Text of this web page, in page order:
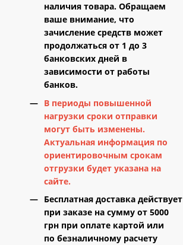
наличия товара. Обращаем
ваше внимание, что
зачисление средств может
продолжаться от 1 до 3
банковских дней в
зависимости от работы
банков.
В периоды повышенной
нагрузки сроки отправки
могут быть изменены.
Актуальная информация по
ориентировочным срокам
отгрузки будет указана на
сайте.
Бесплатная доставка действует
при заказе на сумму от 5000
грн при оплате картой или
по безналичному расчету